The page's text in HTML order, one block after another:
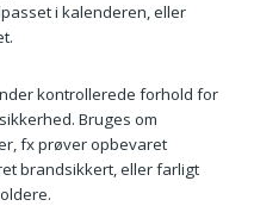
i kalenderen, eller
kontrollerede forhold for
Bruges om
fx prøver opbevaret
brandsikkert, eller farligt